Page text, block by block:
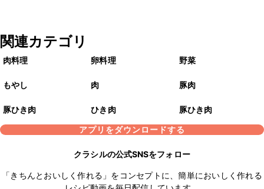
関連カテゴリ
肉料理 卵料理 野菜
もやし 肉 豚肉
豚ひき肉 ひき肉
豚ひき肉
アプリをダウンロードする
クラシルの公式SNSをフォロー
「きちんとおいしく作れる」をコンセプトに、簡単においしく作れる